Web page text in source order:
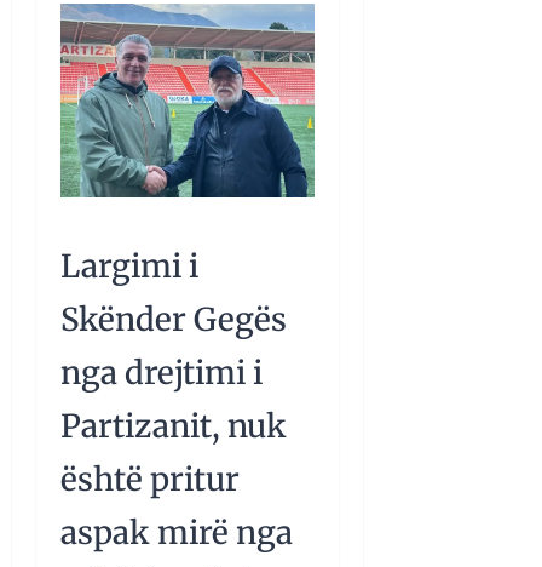
Largimi i
Skënder Gegës
nga drejtimi i
Partizanit, nuk
është pritur
aspak mirë nga